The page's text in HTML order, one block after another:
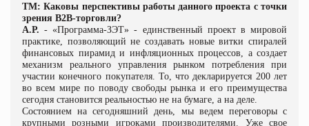
ТМ: Каковы перспективы работы данного проекта с точки
зрения В2В-торговли?
А.Р. - «Программа-ЗЭТ» - единственный проект в мировой
практике, позволяющий не создавать новые витки спиралей
финансовых пирамид и инфляционных процессов, а создает
механизм реального управления рынком потребления при
участии конечного покупателя. То, что декларируется 200 лет
во всем мире по поводу свободы рынка и его преимущества
сегодня становится реальностью не на бумаге, а на деле.
Состоянием на сегодняшний день, мы ведем переговоры с
крупными розными игроками производителями. Уже свое